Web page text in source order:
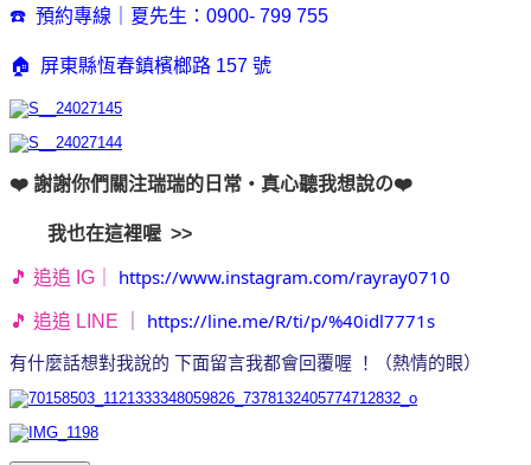
☎️ 預約專線｜夏先生：0900- 799 755
🏠 屏東縣恆春鎮檳榔路 157 號
❤️ 謝謝你們關注瑞瑞的日常・真心聽我想說の❤️
我也在這裡喔 >>
🎵 追追 IG｜ https://www.instagram.com/rayray0710
🎵 追追 LINE https://line.me/R/ti/p/%40idl7771s
有什麼話想對我說的 下面留言我都會回覆喔 ！（熱情的眼）